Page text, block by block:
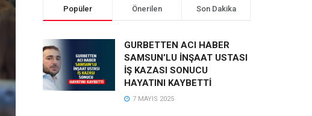
Popüler Önerilen Son Dakika
GURBETTEN ACI HABER
SAMSUN’LU İNŞAAT USTASI
İŞ KAZASI SONUCU
HAYATINI KAYBETTİ
7 MAYIS 2025